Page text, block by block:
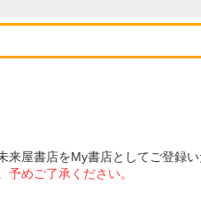
屋書店をMy書店としてご登録
めご了承ください。